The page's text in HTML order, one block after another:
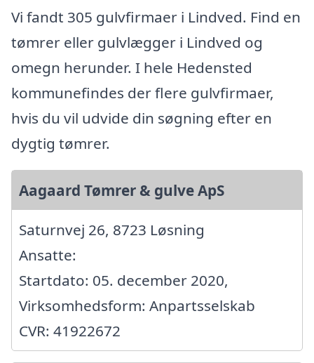
Vi fandt 305 gulvfirmaer i Lindved. Find en
tømrer eller gulvlægger i Lindved og
omegn herunder. I hele Hedensted
kommunefindes der flere gulvfirmaer,
hvis du vil udvide din søgning efter en
dygtig tømrer.
Aagaard Tømrer & gulve ApS
Saturnvej 26, 8723 Løsning
Ansatte:
Startdato: 05. december 2020,
Virksomhedsform: Anpartsselskab
CVR: 41922672